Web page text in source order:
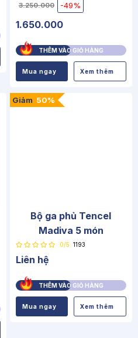
3.250.000 -49%
1.650.000
THÊM VÀO GIỎ HÀNG
Mua ngay Xem thêm
Giảm 50%
Bộ ga phủ Tencel
Madiva 5 món
0/5 1193
Liên hệ
THÊM VÀO GIỎ HÀNG
Mua ngay Xem thêm